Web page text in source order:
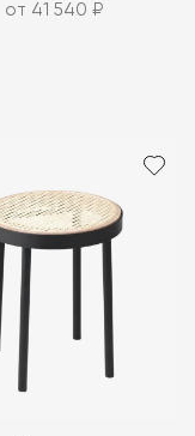
от 41 540 ₽